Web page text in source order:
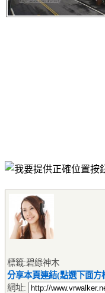
標籤:碧綠神木
分享本頁連結(點選下面方
網址: